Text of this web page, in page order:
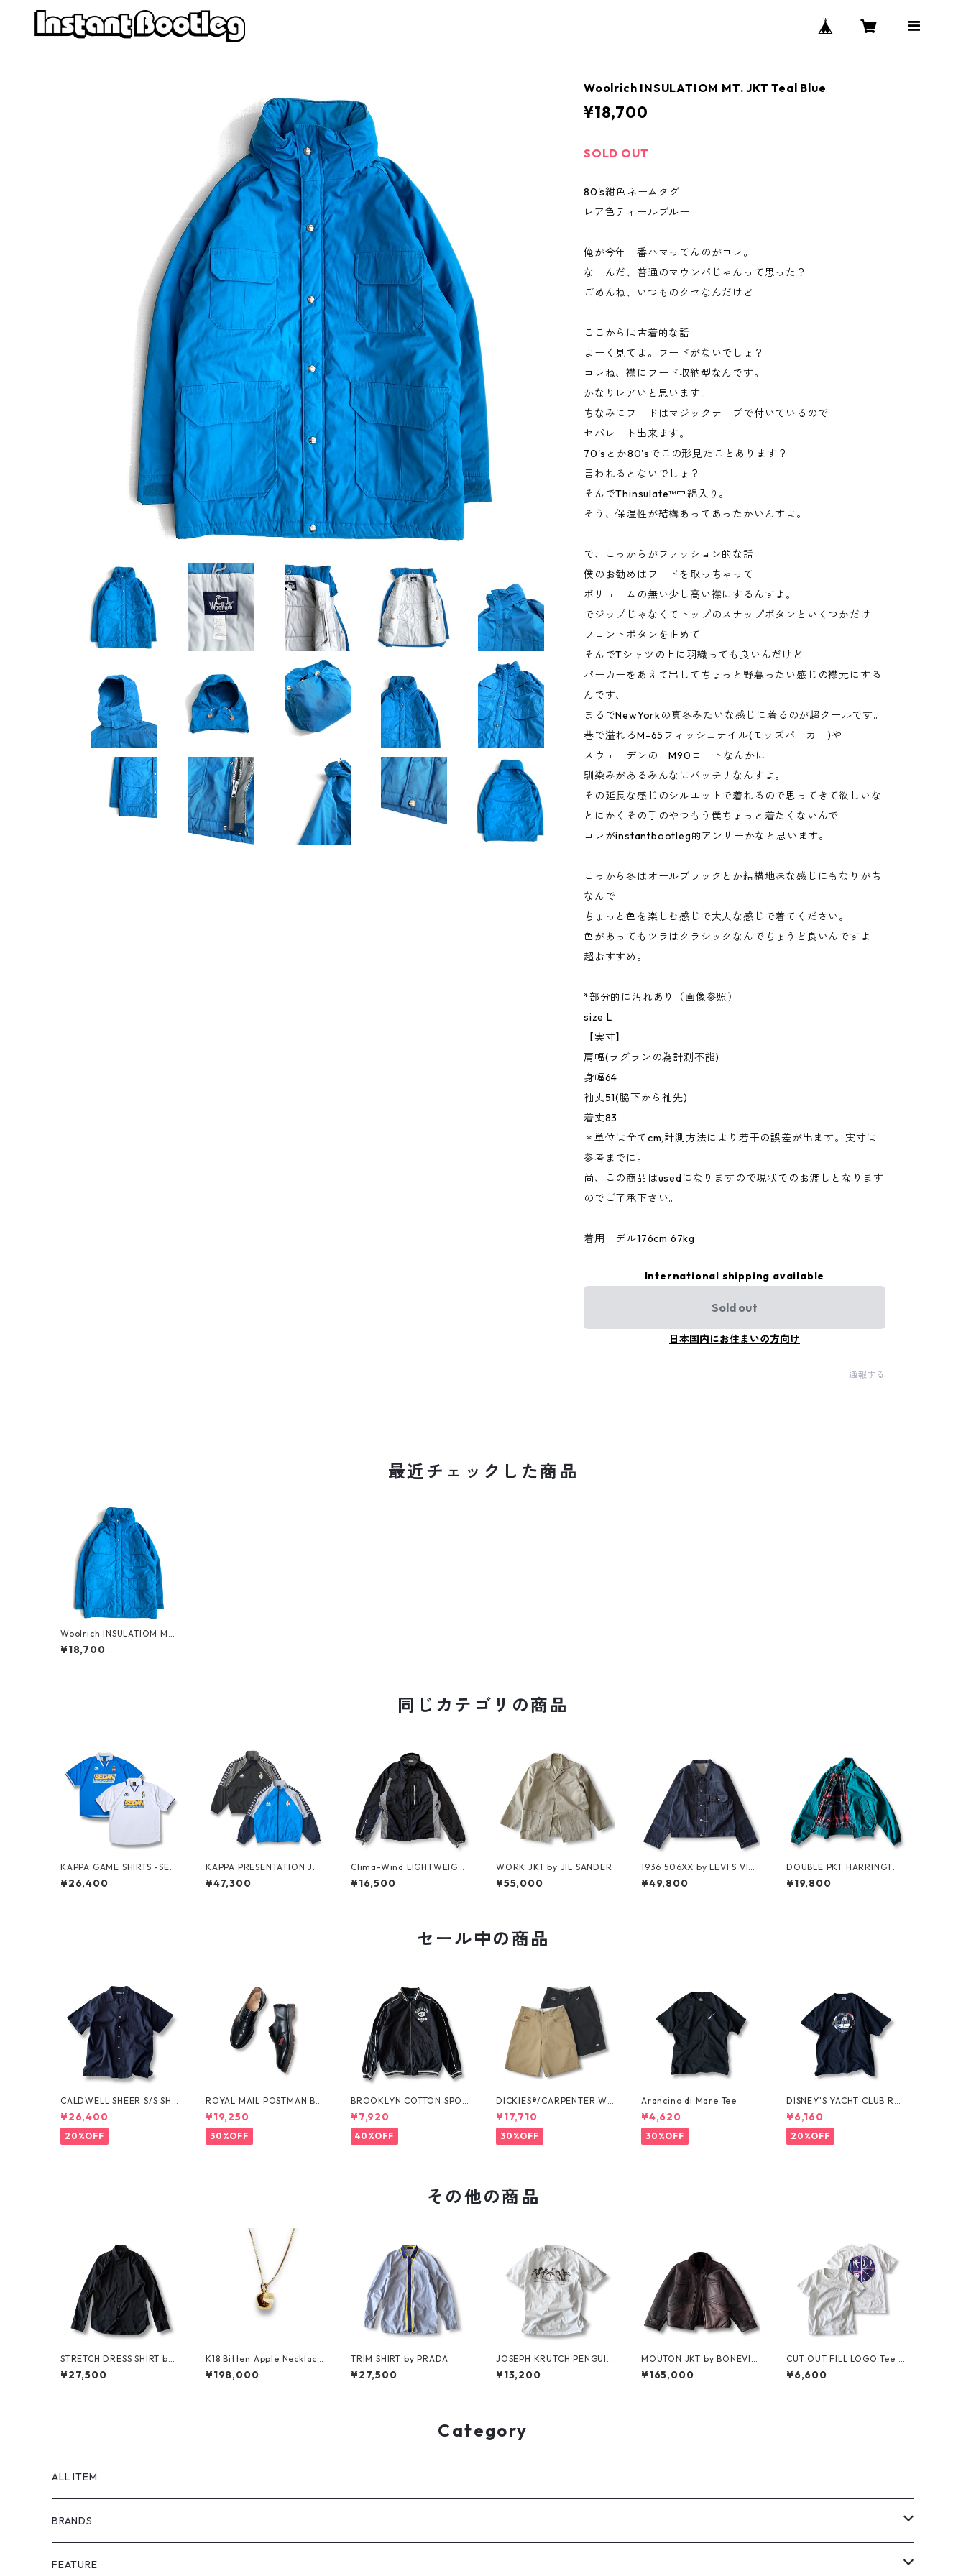
Woolrich INSULATIOM MT. JKT Teal Blue
¥18,700
SOLD OUT
80's紺色ネームタグ
レア色ティールブルー
俺が今年一番ハマってんのがコレ。
なーんだ、普通のマウンパじゃんって思った？
ごめんね、いつものクセなんだけど
ここからは古着的な話
よーく見てよ。フードがないでしょ？
コレね、襟にフード収納型なんです。
かなりレアいと思います。
ちなみにフードはマジックテープで付いているので
セパレート出来ます。
70'sとか80'sでこの形見たことあります？
言われるとないでしょ？
そんでThinsulate™中綿入り。
そう、保温性が結構あってあったかいんすよ。
で、こっからがファッション的な話
僕のお勧めはフードを取っちゃって
ボリュームの無い少し高い襟にするんすよ。
でジップじゃなくてトップのスナップボタンといくつかだけ
フロントボタンを止めて
そんでTシャツの上に羽織っても良いんだけど
パーカーをあえて出してちょっと野暮ったい感じの襟元にする
んです、
まるでNewYorkの真冬みたいな感じに着るのが超クールです。
巷で溢れるM-65フィッシュテイル(モッズパーカー)や
スウェーデンの M90コートなんかに
馴染みがあるみんなにバッチリなんすよ。
その延長な感じのシルエットで着れるので思ってきて欲しいな
とにかくその手のやつもう僕ちょっと着たくないんで
コレがinstantbootleg的アンサーかなと思います。
こっから冬はオールブラックとか結構地味な感じにもなりがち
なんで
ちょっと色を楽しむ感じで大人な感じで着てください。
色があってもツラはクラシックなんでちょうど良いんですよ
超おすすめ。
*部分的に汚れあり（画像参照）
size L
【実寸】
肩幅(ラグランの為計測不能)
身幅64
袖丈51(脇下から袖先)
着丈83
＊単位は全てcm,計測方法により若干の誤差が出ます。実寸は
参考までに。
尚、この商品はusedになりますので現状でのお渡しとなります
のでご了承下さい。
着用モデル176cm 67kg
International shipping available
Sold out
日本国内にお住まいの方向け
通報する
最近チェックした商品
Woolrich INSULATIOM MT.
JKT Teal Blue
¥18,700
同じカテゴリの商品
KAPPA GAME SHIRTS -SED
AN ALL-PURPOSE-
¥26,400
KAPPA PRESENTATION JAC
KET -SEDAN ALL-PURPOS
E-
¥47,300
Clima-Wind LIGHTWEIGH
T JKT by SALOMON
¥16,500
WORK JKT by JIL SANDER
¥55,000
1936 506XX by LEVI'S VINT
AGE GLOTHING NO-WASH
¥49,800
DOUBLE PKT HARRINGTO
N JKT by LANDS'END
¥19,800
セール中の商品
CALDWELL SHEER S/S SHI
RT by Polo Ralph Lauren
¥26,400
20%OFF
ROYAL MAIL POSTMAN BO
OTS by Dr.MARTENS
¥19,250
30%OFF
BROOKLYN COTTON SPOR
T JKT by Polo Ralph Laure
n
¥7,920
40%OFF
DICKIES®/CARPENTER WI
DE SHORTS -SEDAN ALL-P
URPOSE-
¥17,710
30%OFF
Arancino di Mare Tee
¥4,620
30%OFF
DISNEY'S YACHT CLUB RES
ORT Tee
¥6,160
20%OFF
その他の商品
STRETCH DRESS SHIRT by
JIL SANDER
¥27,500
K18 Bitten Apple Necklace
- in-put-out x manewold
-
¥198,000
TRIM SHIRT by PRADA
¥27,500
JOSEPH KRUTCH PENGUIN
Tee by Jim Morris
¥13,200
MOUTON JKT by BONEVIL
LE
¥165,000
CUT OUT FILL LOGO Tee b
y Polar Skate Co.
¥6,600
Category
ALL ITEM
BRANDS
GHOST ALMOSTBLACK
FEATURE